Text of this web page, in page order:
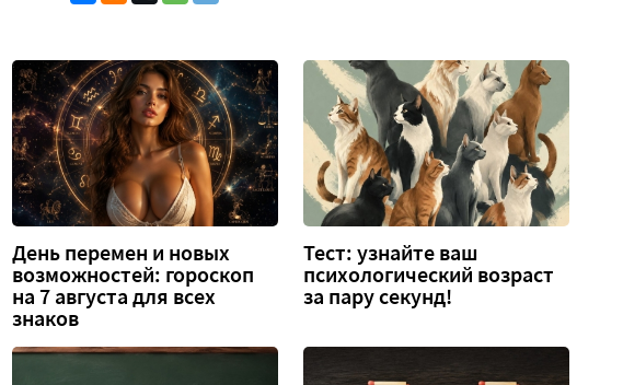
День перемен и новых
возможностей: гороскоп
на 7 августа для всех
знаков
Тест: узнайте ваш
психологический возраст
за пару секунд!